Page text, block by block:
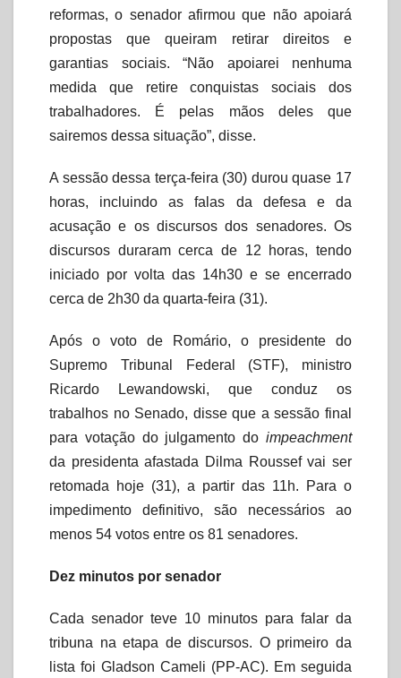
reformas, o senador afirmou que não apoiará
propostas que queiram retirar direitos e
garantias sociais. “Não apoiarei nenhuma
medida que retire conquistas sociais dos
trabalhadores. É pelas mãos deles que
sairemos dessa situação”, disse.
A sessão dessa terça-feira (30) durou quase 17
horas, incluindo as falas da defesa e da
acusação e os discursos dos senadores. Os
discursos duraram cerca de 12 horas, tendo
iniciado por volta das 14h30 e se encerrado
cerca de 2h30 da quarta-feira (31).
Após o voto de Romário, o presidente do
Supremo Tribunal Federal (STF), ministro
Ricardo Lewandowski, que conduz os
trabalhos no Senado, disse que a sessão final
para votação do julgamento do impeachment
da presidenta afastada Dilma Roussef vai ser
retomada hoje (31), a partir das 11h. Para o
impedimento definitivo, são necessários ao
menos 54 votos entre os 81 senadores.
Dez minutos por senador
Cada senador teve 10 minutos para falar da
tribuna na etapa de discursos. O primeiro da
lista foi Gladson Cameli (PP-AC). Em seguida